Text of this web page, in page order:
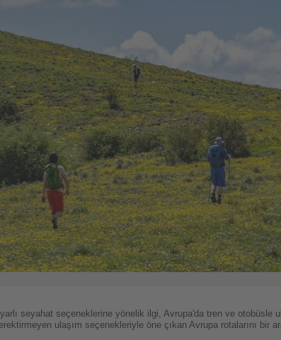
seyahat seçeneklerine yönelik ilgi, Avrupa'da tren ve otobüsle
ulaşım seçenekleriyle öne çıkan Avrupa rotalarını bir